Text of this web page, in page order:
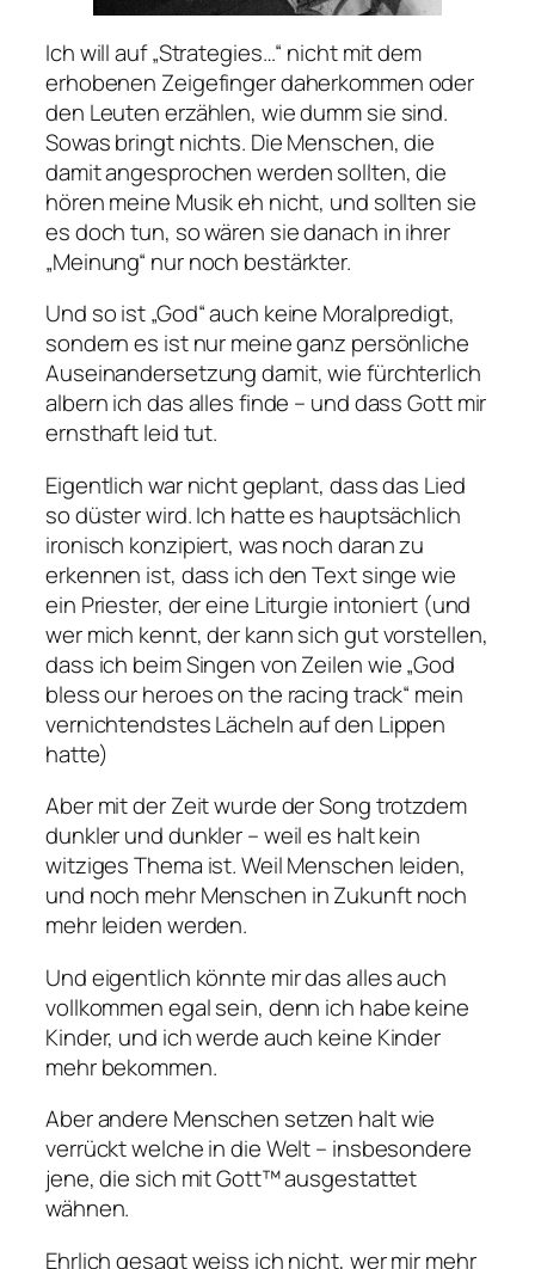
Ich will auf „Strategies…“ nicht mit dem
erhobenen Zeigefinger daherkommen oder
den Leuten erzählen, wie dumm sie sind.
Sowas bringt nichts. Die Menschen, die
damit angesprochen werden sollten, die
hören meine Musik eh nicht, und sollten sie
es doch tun, so wären sie danach in ihrer
„Meinung“ nur noch bestärkter.
Und so ist „God“ auch keine Moralpredigt,
sondern es ist nur meine ganz persönliche
Auseinandersetzung damit, wie fürchterlich
albern ich das alles finde – und dass Gott mir
ernsthaft leid tut.
Eigentlich war nicht geplant, dass das Lied
so düster wird. Ich hatte es hauptsächlich
ironisch konzipiert, was noch daran zu
erkennen ist, dass ich den Text singe wie
ein Priester, der eine Liturgie intoniert (und
wer mich kennt, der kann sich gut vorstellen,
dass ich beim Singen von Zeilen wie „God
bless our heroes on the racing track“ mein
vernichtendstes Lächeln auf den Lippen
hatte)
Aber mit der Zeit wurde der Song trotzdem
dunkler und dunkler – weil es halt kein
witziges Thema ist. Weil Menschen leiden,
und noch mehr Menschen in Zukunft noch
mehr leiden werden.
Und eigentlich könnte mir das alles auch
vollkommen egal sein, denn ich habe keine
Kinder, und ich werde auch keine Kinder
mehr bekommen.
Aber andere Menschen setzen halt wie
verrückt welche in die Welt – insbesondere
jene, die sich mit Gott™ ausgestattet
wähnen.
Ehrlich gesagt weiss ich nicht, wer mir mehr